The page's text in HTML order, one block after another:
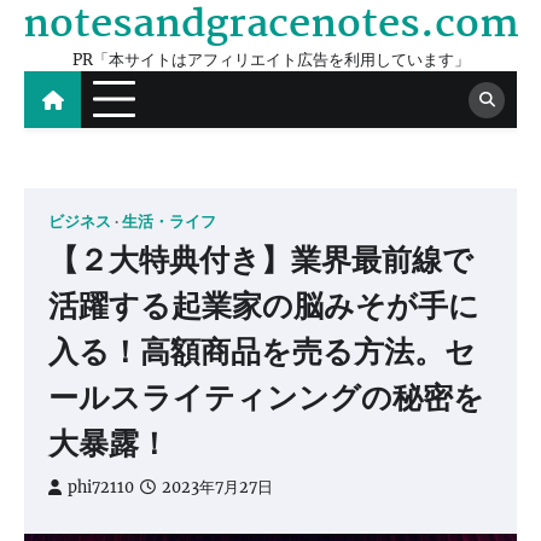
Skip
content
notesandgracenotes.com
PR「本サイトはアフィリエイト広告を利用しています」
ビジネス 生活・ライフ
【２大特典付き】業界最前線で
活躍する起業家の脳みそが手に
入る！高額商品を売る方法。セ
ールスライティンングの秘密を
大暴露！
phi72110 2023年7月27日